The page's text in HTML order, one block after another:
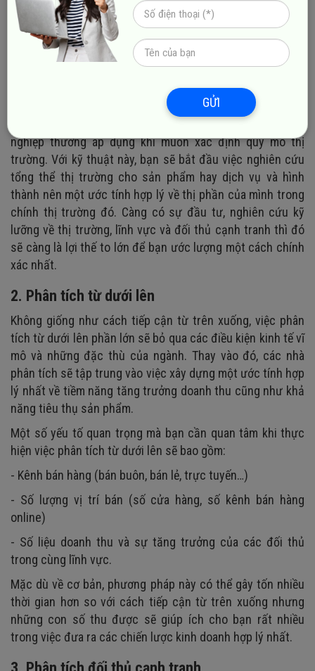
doanh hiệu quả thì doanh nghiệp cần phải thực hiện
nghiên cứu thị trường. Mà trọng tâm của việc nghiên cứu
thị trường lại nằm ở quá trình xác định market size theo
1. Tiếp cận từ trên xuống dưới
Tiếp cận từ trên xuống là phương thức mà nhiều doanh
nghiệp thường áp dụng khi muốn xác định quy mô thị
trường. Với kỹ thuật này, bạn sẽ bắt đầu việc nghiên cứu
tổng thể thị trường cho sản phẩm hay dịch vụ và hình
thành nên một ước tính hợp lý về thị phần của mình trong
chính thị trường đó. Càng có sự đầu tư, nghiên cứu kỹ
lưỡng về thị trường, lĩnh vực và đối thủ cạnh tranh thì đó
sẽ càng là lợi thế to lớn để bạn ước lượng một cách chính
xác nhất.
2. Phân tích từ dưới lên
Không giống như cách tiếp cận từ trên xuống, việc phân
tích từ dưới lên phần lớn sẽ bỏ qua các điều kiện kinh tế vĩ
mô và những đặc thù của ngành. Thay vào đó, các nhà
phân tích sẽ tập trung vào việc xây dựng một ước tính hợp
lý nhất về tiềm năng tăng trưởng doanh thu cũng như khả
năng tiêu thụ sản phẩm.
Một số yếu tố quan trọng mà bạn cần quan tâm khi thực
hiện việc phân tích từ dưới lên sẽ bao gồm:
- Kênh bán hàng (bán buôn, bán lẻ, trực tuyến…)
- Số lượng vị trí bán (số cửa hàng, số kênh bán hàng
online)
- Số liệu doanh thu và sự tăng trưởng của các đối thủ
trong cùng lĩnh vực.
Mặc dù về cơ bản, phương pháp này có thể gây tốn nhiều
thời gian hơn so với cách tiếp cận từ trên xuống nhưng
những con số thu được sẽ giúp ích cho bạn rất nhiều
trong việc đưa ra các chiến lược kinh doanh hợp lý nhất.
GỬI